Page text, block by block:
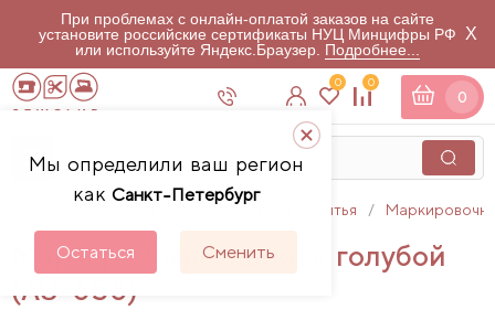
При проблемах с онлайн-оплатой заказов на сайте
установите российские сертификаты НУЦ Минцифры РФ
или используйте Яндекс.Браузер. Подробнее...
X
Мы определили ваш регион
как Санкт-Петербург
Остаться Сменить
0 0
0
Аксессуары для шитья
Маркер смывающийся голубой
(AU-658)